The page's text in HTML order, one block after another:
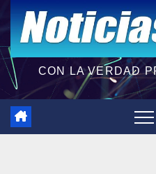
CON LA VERDAD